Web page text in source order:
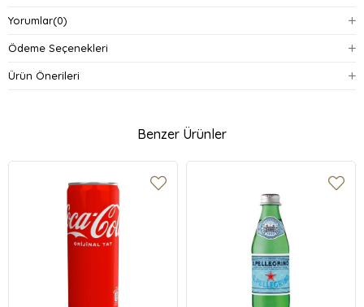
Yorumlar(0)
Ödeme Seçenekleri
Ürün Önerileri
Benzer Ürünler